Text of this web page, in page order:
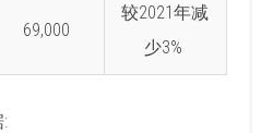
69,000
较2021年减
少3%